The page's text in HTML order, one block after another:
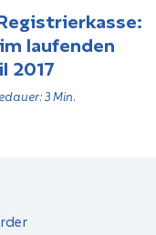
laufenden
2017
3 Min.